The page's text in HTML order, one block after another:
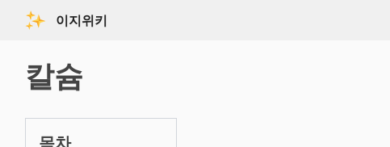
이지위키
칼슘
목차